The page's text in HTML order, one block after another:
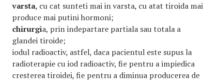
varsta, cu cat sunteti mai in varsta, cu atat tiroida mai
produce mai putini hormoni;
chirurgia, prin indepartare partiala sau totala a
glandei tiroide;
iodul radioactiv, astfel, daca pacientul este supus la
radioterapie cu iod radioactiv, fie pentru a impiedica
cresterea tiroidei, fie pentru a diminua producerea de